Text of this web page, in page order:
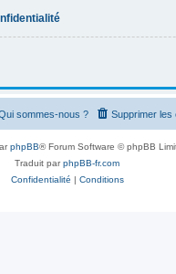
Supprimer les
sommes-nous ?
phpBB® Forum Software © phpBB
Traduit parphpBB-fr.com
Confidentialité | Conditions